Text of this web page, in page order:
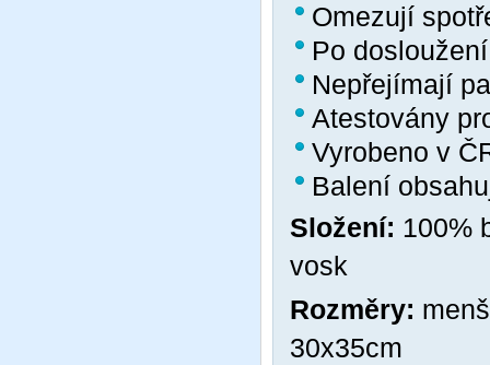
Omezují
Po
Nepřejímají
Atestovány
Vyrobeno v
Balení
Složení: 100%
vosk
Rozměry:
30x35cm